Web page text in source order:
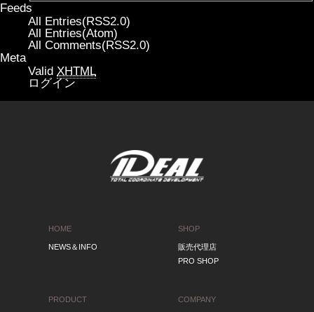
Feeds
All Entries(RSS2.0)
All Entries(Atom)
All Comments(RSS2.0)
Meta
Valid XHTML
ログイン
HOME
NEWS＆INFO
PRODUCT
SHOP
販売代理店
PRO SHOP
COMPANY